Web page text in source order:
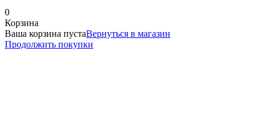
0
Корзина
Ваша корзина пустаВернуться в магазин
Продолжить покупки